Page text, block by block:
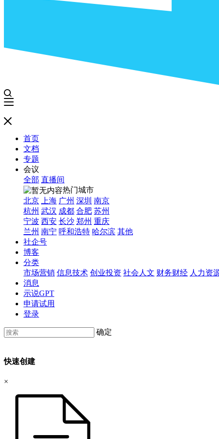
首页
文档
专题
会议
全部 直播间
热门城市
北京
上海 广州 深圳 南京
杭州 武汉 成都 合肥 苏州
宁波 西安 长沙 郑州 重庆
兰州 南宁 呼和浩特 哈尔滨 其他
社企号
博客
分类
市场营销 信息技术 创业投资 社会人文 财务财经 人力资
消息
示说GPT
申请试用
登录
确定
快速创建
×